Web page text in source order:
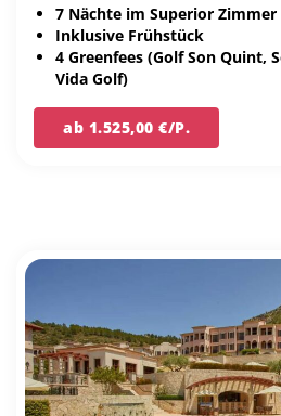
7 Nächte im Superior Zimmer
Inklusive Frühstück
4 Greenfees (Golf Son Quint,
Vida Golf)
ab 1.525,00 €/P.